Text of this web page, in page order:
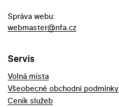
Správa webu:
webmaster@nfa.cz
Servis
Volná místa
Všeobecné obchodní podmínky
Ceník služeb